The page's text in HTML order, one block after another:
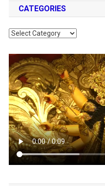
CATEGORIES
Categories